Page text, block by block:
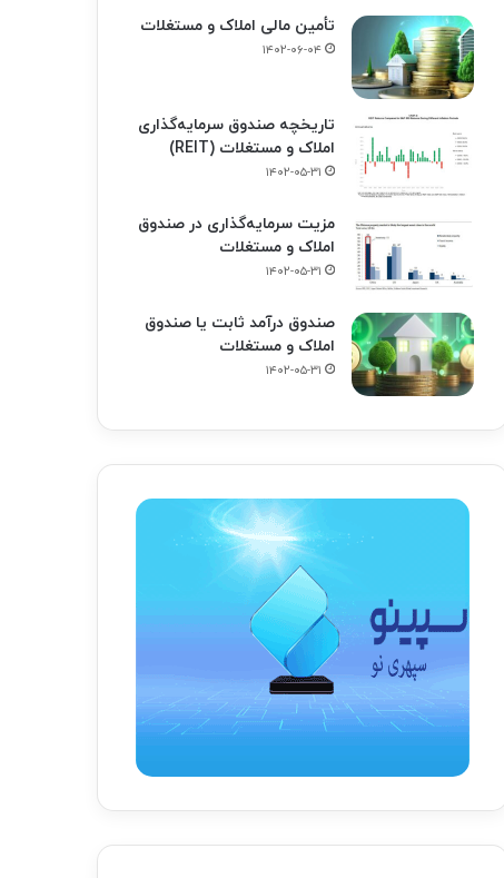
تأمین مالی املاک و مستغلات
۱۴۰۲-۰۶-۰۴
تاریخچه صندوق سرمایه‌گذاری
املاک و مستغلات (REIT)
۱۴۰۲-۰۵-۳۱
مزیت سرمایه‌گذاری در صندوق
املاک و مستغلات
۱۴۰۲-۰۵-۳۱
صندوق درآمد ثابت یا صندوق
املاک و مستغلات
۱۴۰۲-۰۵-۳۱